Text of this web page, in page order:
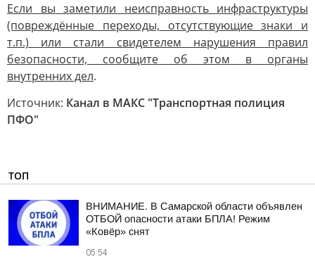
Если вы заметили неисправность инфраструктуры
(повреждённые переходы, отсутствующие знаки и
т.п.) или стали свидетелем нарушения правил
безопасности, сообщите об этом в органы
внутренних дел.
Источник: Канал в МАКС "Транспортная полиция
ПФО"
ТОП
ВНИМАНИЕ. В Самарской области объявлен
ОТБОЙ опасности атаки БПЛА! Режим
«Ковёр» снят
05:54